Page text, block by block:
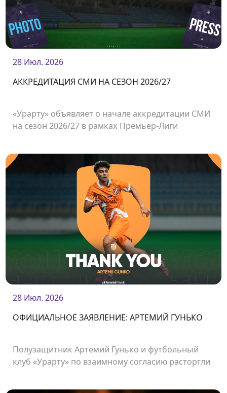
28 Июл. 2026
АККРЕДИТАЦИЯ СМИ НА СЕЗОН 2026/27
«Урарту» объявляет о начале аккредитации СМИ
на сезон 2026/27 в рамках Премьер-Лиги
28 Июл. 2026
ОФИЦИАЛЬНОЕ ЗАЯВЛЕНИЕ: АРТЕМИЙ ГУНЬКО
Полузащитник Артемий Гунько и футбольный
клуб «Урарту» по взаимному согласию расторгли